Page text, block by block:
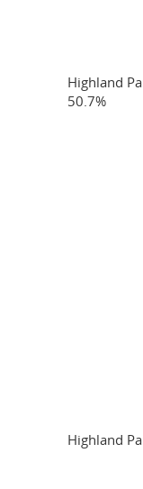
Highland
50.7%
Highland